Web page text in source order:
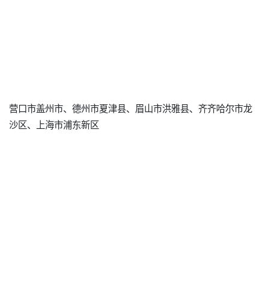
营口市盖州市、德州市夏津县、眉山市洪雅县、齐齐哈尔市龙
沙区、上海市浦东新区